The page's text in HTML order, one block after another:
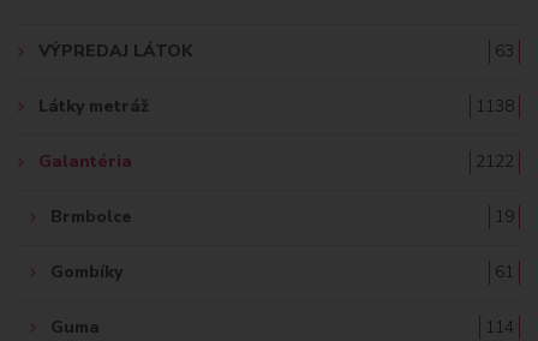
VÝPREDAJ LÁTOK 63
Látky metráž 1138
Galantéria 2122
Brmbolce 19
Gombíky 61
Guma 114